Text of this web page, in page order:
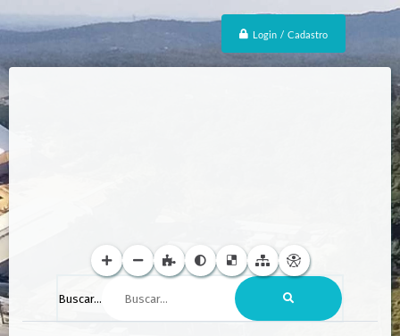
Login / Cadastro
Buscar...